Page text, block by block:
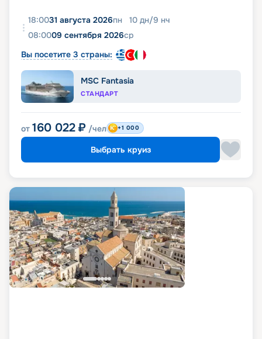
18:0031 августа 2026пн 10 дн/9 нч
08:0009 сентября 2026ср
Вы посетите 3 страны:
MSC Fantasia
СТАНДАРТ
от 160 022 ₽ /чел +1 000
Выбрать круиз